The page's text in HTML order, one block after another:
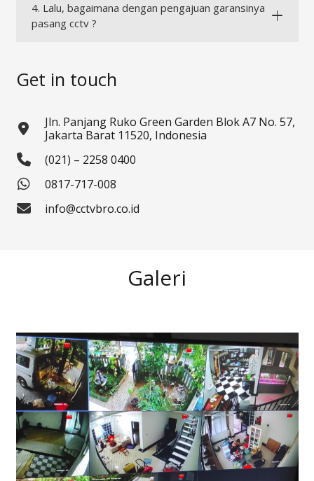
4. Lalu, bagaimana dengan pengajuan garansinya
pasang cctv ?
Get in touch
Jln. Panjang Ruko Green Garden Blok A7 No. 57,
Jakarta Barat 11520, Indonesia
(021) – 2258 0400
0817-717-008
info@cctvbro.co.id
Galeri